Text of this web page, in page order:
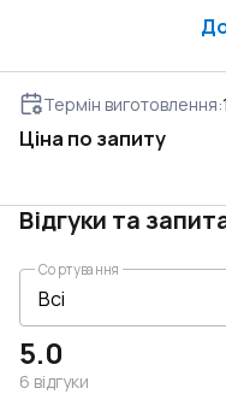
Термін виготовлення:
Ціна по запиту
Відгуки та
5.0
6 відгуки
Сортування